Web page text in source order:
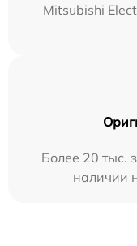
Mitsubishi
Более 20 тыс.
наличии